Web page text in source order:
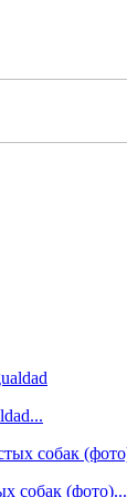
собак (фото)...